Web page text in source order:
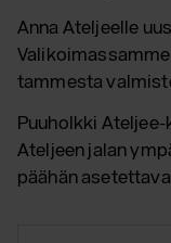
Anna Ateljeelle
tammesta
Puuholkki
Ateljeen jalan
päähän